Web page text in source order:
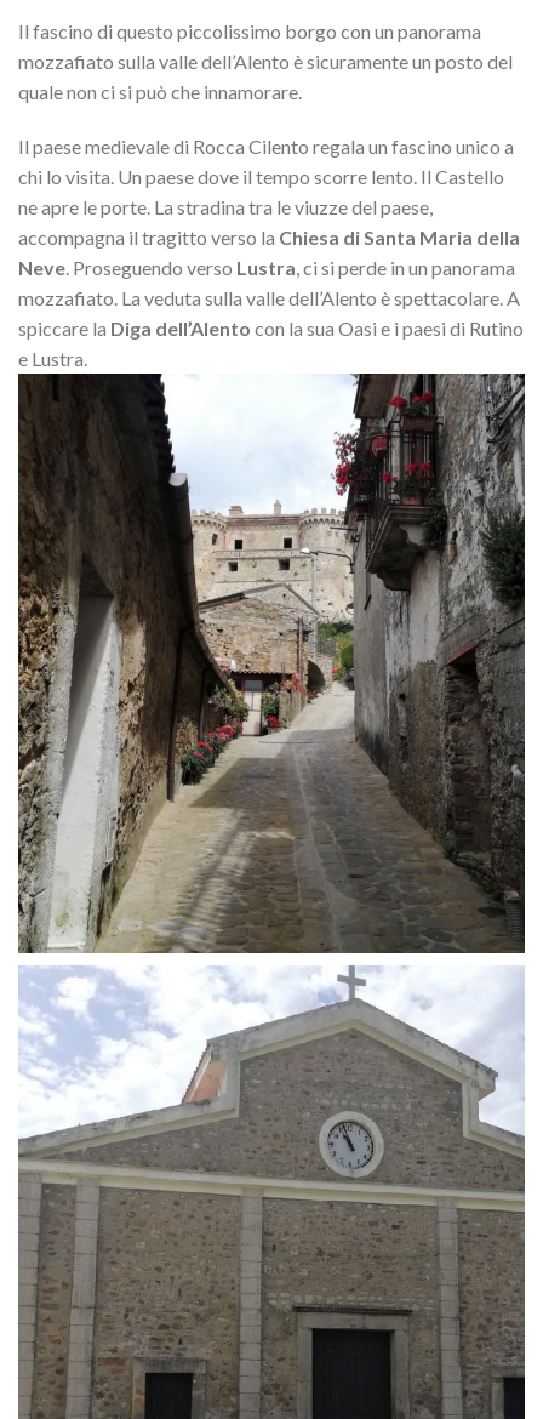
Il fascino di questo piccolissimo borgo con un panorama
mozzafiato sulla valle dell’Alento è sicuramente un posto del
quale non ci si può che innamorare.
Il paese medievale di Rocca Cilento regala un fascino unico a
chi lo visita. Un paese dove il tempo scorre lento. Il Castello
ne apre le porte. La stradina tra le viuzze del paese,
accompagna il tragitto verso la Chiesa di Santa Maria della
Neve. Proseguendo verso Lustra, ci si perde in un panorama
mozzafiato. La veduta sulla valle dell’Alento è spettacolare. A
spiccare la Diga dell’Alento con la sua Oasi e i paesi di Rutino
e Lustra.